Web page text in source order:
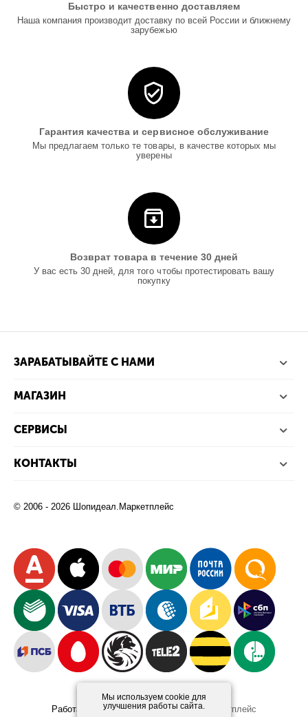
Мы используем cookie для
улучшения работы сайта.
Быстро и качественно доставляем
Наша компания производит доставку по всей России и ближнему
зарубежью
Гарантия качества и сервисное обслуживание
Мы предлагаем только те товары, в качестве которых мы
уверены
Возврат товара в течение 30 дней
У вас есть 30 дней, для того чтобы протестировать вашу
покупку
ЗАРАБАТЫВАЙТЕ С НАМИ
МАГАЗИН
СЕРВИСЫ
КОНТАКТЫ
© 2006 - 2026 Шопидеал.Маркетплейс
Работает на платформеШопидеал.Маркетплейс